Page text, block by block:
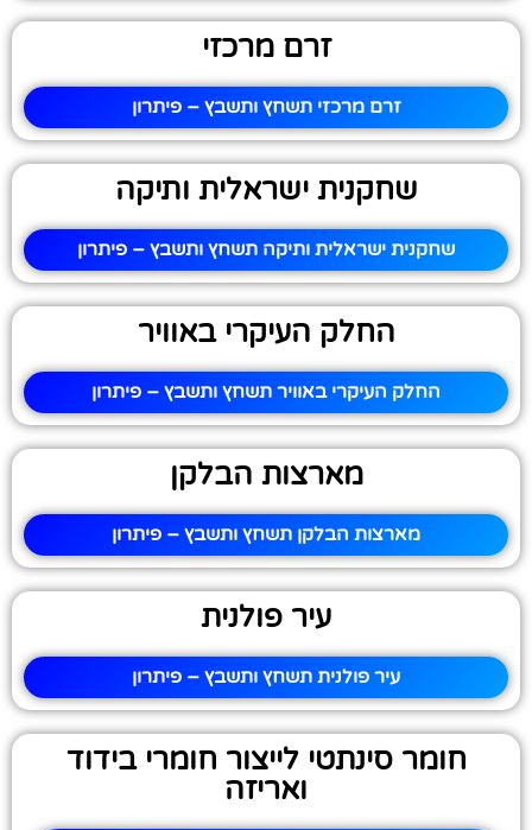
זרם מרכזי
זרם מרכזי תשחץ ותשבץ – פיתרון
שחקנית ישראלית ותיקה
שחקנית ישראלית ותיקה תשחץ ותשבץ – פיתרון
החלק העיקרי באוויר
החלק העיקרי באוויר תשחץ ותשבץ – פיתרון
מארצות הבלקן
מארצות הבלקן תשחץ ותשבץ – פיתרון
עיר פולנית
עיר פולנית תשחץ ותשבץ – פיתרון
חומר סינתטי לייצור חומרי בידוד
ואריזה